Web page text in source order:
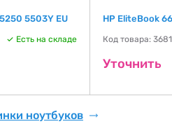
5503Y EU
Есть на складе
HP EliteBook
Код товара:
Уточнить
ноутбуков